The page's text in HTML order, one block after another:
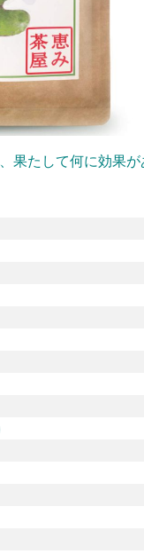
果たして何に効果が